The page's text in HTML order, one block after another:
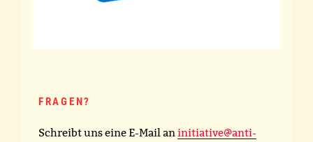
FRAGEN?
Schreibt uns eine E-Mail aninitiative@anti-